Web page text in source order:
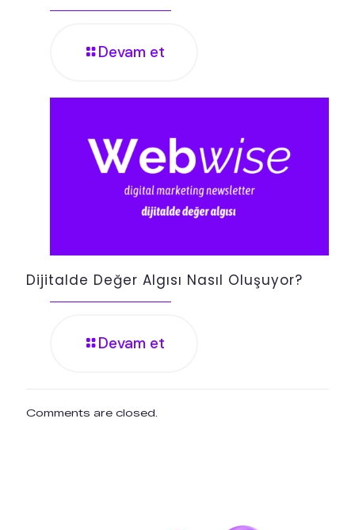
Devam et
Dijitalde Değer Algısı Nasıl Oluşuyor?
Devam et
Comments are closed.